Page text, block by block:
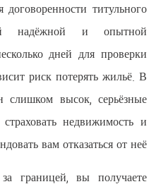
Для оформления
даже самой
понадобится
деталей, от которых
случаях, если он
могут и отказаться
недвижимость за